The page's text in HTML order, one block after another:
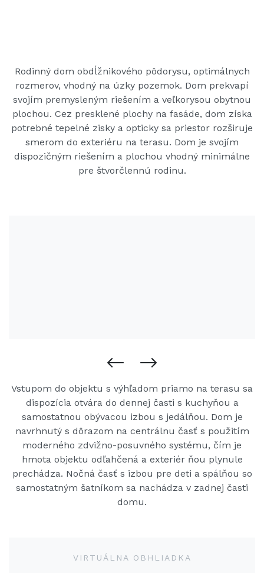
Rodinný dom obdĺžnikového pôdorysu, optimálnych
rozmerov, vhodný na úzky pozemok. Dom prekvapí
svojím premysleným riešením a veľkorysou obytnou
plochou. Cez presklené plochy na fasáde, dom získa
potrebné tepelné zisky a opticky sa priestor rozširuje
smerom do exteriéru na terasu. Dom je svojím
dispozičným riešením a plochou vhodný minimálne
pre štvorčlennú rodinu.
Vstupom do objektu s výhľadom priamo na terasu sa
dispozícia otvára do dennej časti s kuchyňou a
samostatnou obývacou izbou s jedálňou. Dom je
navrhnutý s dôrazom na centrálnu časť s použitím
moderného zdvižno-posuvného systému, čím je
hmota objektu odľahčená a exteriér ňou plynule
prechádza. Nočná časť s izbou pre deti a spálňou so
samostatným šatníkom sa nachádza v zadnej časti
domu.
VIRTUÁLNA OBHLIADKA